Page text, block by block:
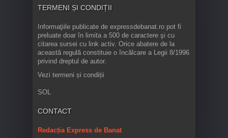
TERMENI ȘI CONDIȚII
Informaţiile publicate de expressdebanat.ro pot fi
preluate doar în limita a 500 de caractere şi cu
citarea sursei cu link activ. Orice abatere de la
această regulă constituie o încălcare a Legii 8/1996
privind dreptul de autor.
Vezi termeni și condiții
SOL
CONTACT
Redacția Express de Banat